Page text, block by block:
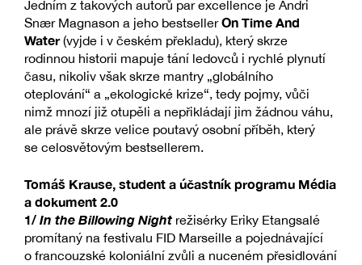
Jedním z takových autorů par excellence je Andri
Snær Magnason a jeho bestsellerOn Time And
Water(vyjde i v českém překladu), který skrze
rodinnou historii mapuje tání ledovců i rychlé plynutí
času, nikoliv však skrze mantry „globálního
oteplování“ a „ekologické krize“, tedy pojmy, vůči
nimž mnozí již otupěli a nepřikládají jim žádnou váhu,
ale právě skrze velice poutavý osobní příběh, který
se celosvětovým bestsellerem.
Tomáš Krause, student a účastník programu Média
a dokument 2.0
1/ In the Billowing Night režisérky Eriky Etangsalé
promítaný na festivalu FID Marseille a pojednávající
o francouzské koloniální zvůli a nuceném přesidlování